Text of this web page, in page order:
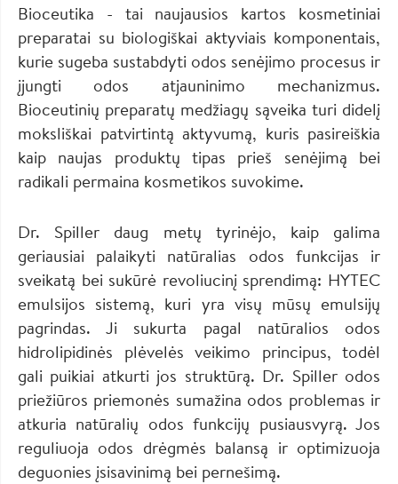
Bioceutika - tai naujausios kartos kosmetiniai
preparatai su biologiškai aktyviais komponentais,
kurie sugeba sustabdyti odos senėjimo procesus ir
įjungti odos atjauninimo mechanizmus.
Bioceutinių preparatų medžiagų sąveika turi didelį
moksliškai patvirtintą aktyvumą, kuris pasireiškia
kaip naujas produktų tipas prieš senėjimą bei
radikali permaina kosmetikos suvokime.
Dr. Spiller daug metų tyrinėjo, kaip galima
geriausiai palaikyti natūralias odos funkcijas ir
sveikatą bei sukūrė revoliucinį sprendimą: HYTEC
emulsijos sistemą, kuri yra visų mūsų emulsijų
pagrindas. Ji sukurta pagal natūralios odos
hidrolipidinės plėvelės veikimo principus, todėl
gali puikiai atkurti jos struktūrą. Dr. Spiller odos
priežiūros priemonės sumažina odos problemas ir
atkuria natūralių odos funkcijų pusiausvyrą. Jos
reguliuoja odos drėgmės balansą ir optimizuoja
deguonies įsisavinimą bei pernešimą.